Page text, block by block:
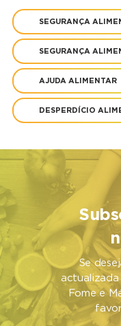
SEGURANÇA
SEGURANÇA
AJUDA ALIMENTAR
DESPERDÍCIO
Se
actualizada
Fome e